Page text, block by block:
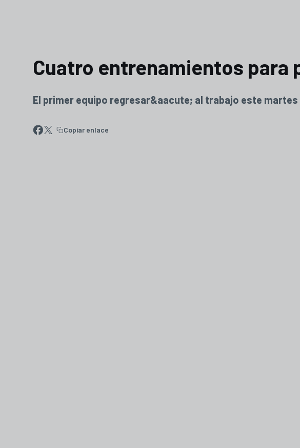
Cuatro entrenamientos para
El primer equipo regresar&aacute; al trabajo este
Copiar enlace